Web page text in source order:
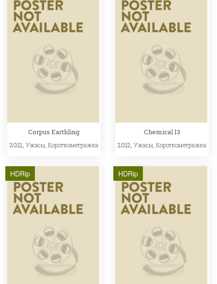
Corpus Earthling
2012, Ужасы, Короткометражка
Chemical 13
2012,Ужасы,Короткометражка
HDRip HDRip